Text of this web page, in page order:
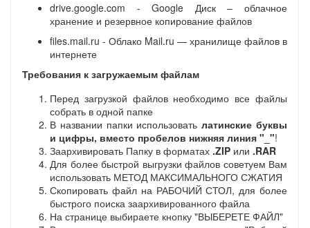
drive.google.com - Google Диск – облачное
хранение и резервное копирование файлов
files.mail.ru - Облако Mail.ru — хранилище файлов в
интернете
Требования к загружаемым файлам
Перед загрузкой файлов необходимо все файлы
собрать в одной папке
В названии папки использоватьлатинские буквы
и цифры, вместо пробелов нижняя линия "_"!
Заархивировать Папку в форматах .ZIP или .RAR
Для более быстрой выгрузки файлов советуем Вам
использовать МЕТОД МАКСИМАЛЬНОГО СЖАТИЯ
Скопировать файл на РАБОЧИЙ СТОЛ, для более
быстрого поиска заархивированного файла
На странице выбираете кнопку "ВЫБЕРЕТЕ ФАЙЛ"